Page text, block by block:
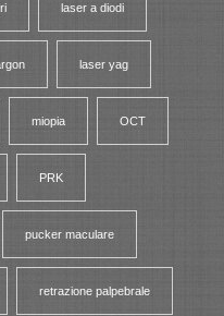
laser a diodi
laser yag
miopia OCT
PRK
pucker maculare
retrazione palpebrale